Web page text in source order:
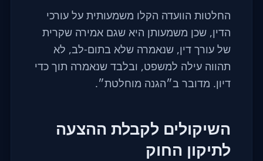
החלטות הוועדה הקלו משמעותית על עורכי
הדין, שכן משמעותן היא שגם אמירה שקרית
של עורך דין, שנאמרה שלא בתום-לב, לא
תהווה עילה למשפט, ובלבד שנאמרה תוך כדי
דיון. מדובר ב״הגנה מוחלטת״.
השיקולים לקבלת ההצעה
לתיקון החוק